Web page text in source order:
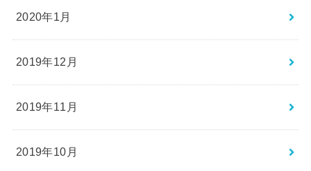
2020年1月
2019年12月
2019年11月
2019年10月